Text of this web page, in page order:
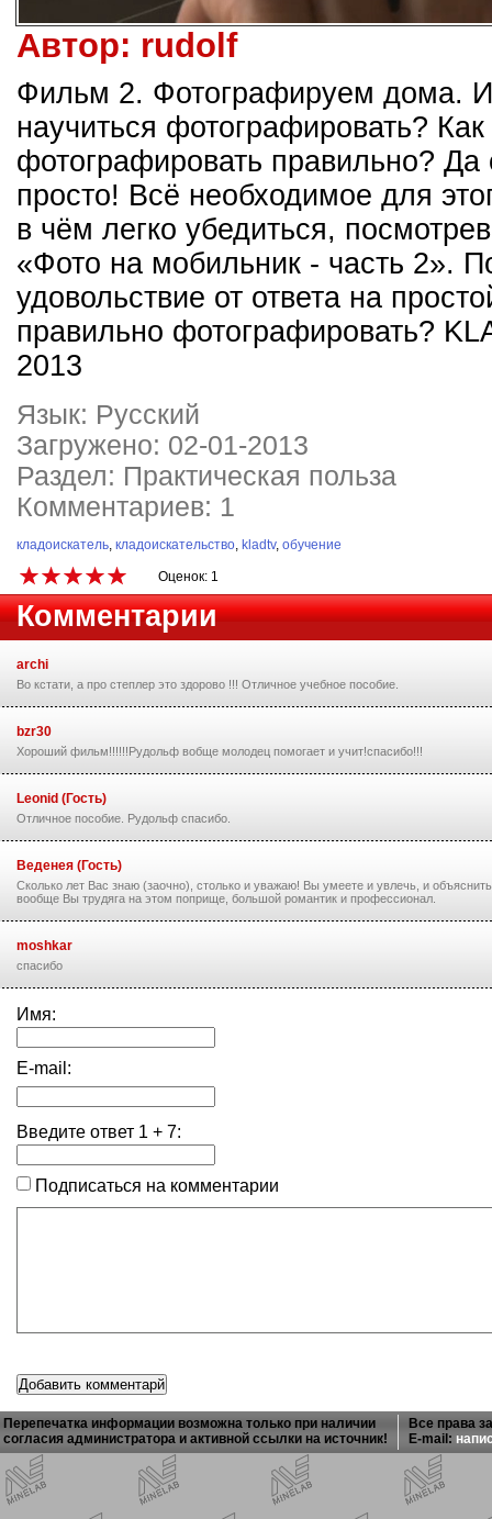
Автор: rudolf
Фильм 2. Фотографируем дома.
научиться фотографировать? Как
фотографировать правильно? Да
просто! Всё необходимое для
в чём легко убедиться,
«Фото на мобильник - часть 2».
удовольствие от ответа на
правильно фотографировать?
2013
Язык: Русский
Загружено: 02-01-2013
Раздел: Практическая польза
Комментариев: 1
кладоискатель, кладоискательство, kladtv, обучение
Оценок: 1
Комментарии
archi
Во кстати, а про степлер это здорово !!! Отличное учебное пособие.
bzr30
Хороший фильм!!!!!!Рудольф вобще молодец помогает и учит!спасибо!!!
Leonid (Гость)
Отличное пособие. Рудольф спасибо.
Веденея (Гость)
Сколько лет Вас знаю (заочно), столько и уважаю! Вы умеете и увлечь, и
вообще Вы трудяга на этом поприще, большой романтик и профессионал.
moshkar
спасибо
Имя:
E-mail:
Введите ответ 1 + 7:
Подписаться на комментарии
Перепечатка информации возможна только при наличии
согласия администратора и активной ссылки на источник!
Все права
E-mail: